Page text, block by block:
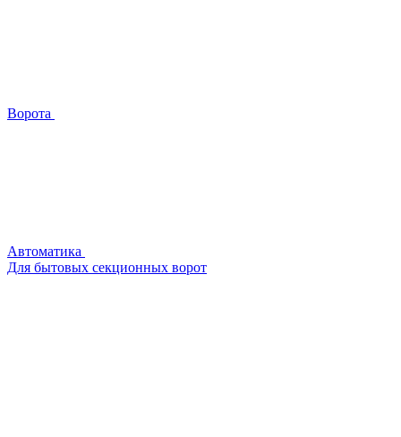
Ворота
Автоматика
Для бытовых секционных ворот